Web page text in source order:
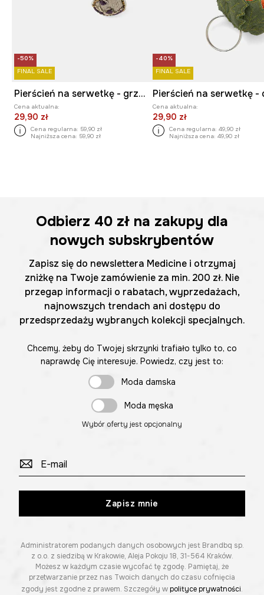
-50%
FINAL SALE
Pierścień na serwetkę - grzyb (2-pack)
Cena aktualna:
29,90 zł
Cena regularna: 59,90 zł
Najniższa cena: 59,90 zł
-40%
FINAL SALE
Cena aktualna:
29,90 zł
Cena regularna: 49,90 zł
Najniższa cena: 49,90 zł
Odbierz 40 zł na zakupy dla
nowych subskrybentów
Zapisz się do newslettera Medicine i otrzymaj
zniżkę na Twoje zamówienie za min. 200 zł. Nie
przegap informacji o rabatach, wyprzedażach,
najnowszych trendach ani dostępu do
przedsprzedaży wybranych kolekcji specjalnych.
Chcemy, żeby do Twojej skrzynki trafiało tylko to, co
naprawdę Cię interesuje. Powiedz, czy jest to:
Moda damska
Moda męska
Wybór oferty jest opcjonalny
Zapisz mnie
Administratorem podanych danych osobowych jest Brandbq sp.
z o.o. z siedzibą w Krakowie, Aleja Pokoju 18, 31-564 Kraków.
Możesz w każdym czasie wycofać tę zgodę. Pamiętaj, że
przetwarzanie przez nas Twoich danych do czasu cofnięcia
zgody jest zgodne z prawem. Szczegóły wpolityce prywatności.